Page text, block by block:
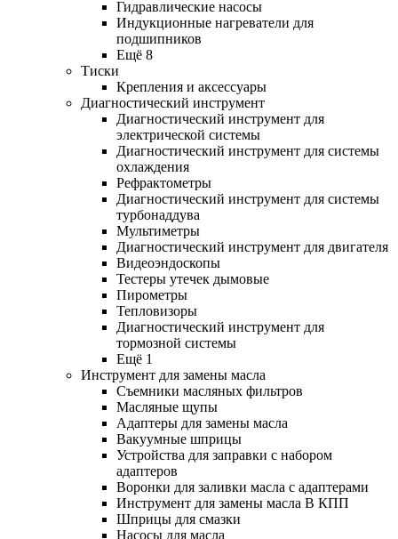
Гидравлические насосы
Индукционные нагреватели для
подшипников
Ещё 8
Тиски
Крепления и аксессуары
Диагностический инструмент
Диагностический инструмент для
электрической системы
Диагностический инструмент для системы
охлаждения
Рефрактометры
Диагностический инструмент для системы
турбонаддува
Мультиметры
Диагностический инструмент для двигателя
Видеоэндоскопы
Тестеры утечек дымовые
Пирометры
Тепловизоры
Диагностический инструмент для
тормозной системы
Ещё 1
Инструмент для замены масла
Съемники масляных фильтров
Масляные щупы
Адаптеры для замены масла
Вакуумные шприцы
Устройства для заправки с набором
адаптеров
Воронки для заливки масла с адаптерами
Инструмент для замены масла В КПП
Шприцы для смазки
Насосы для масла